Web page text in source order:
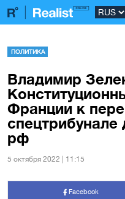
ПОЛИТИКА
Владимир
Франции к
спецтрибунале
рф
5 октября 2022 | 11:15
Facebook